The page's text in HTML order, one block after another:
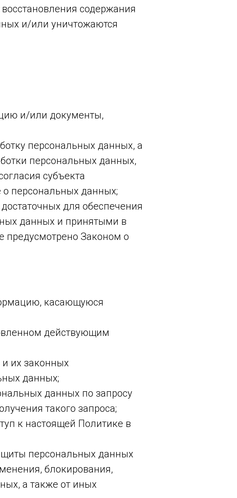
содержания
и/или уничтожаются
и/или документы,
персональных данных, а
персональных данных,
субъекта
персональных данных;
для обеспечения
данных и принятыми в
предусмотрено Законом о
касающуюся
действующим
их законных
данных;
данных по запросу
такого запроса;
к настоящей Политике в
персональных данных
блокирования,
а также от иных